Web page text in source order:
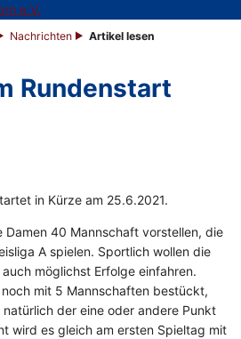
Nachrichten Artikel lesen
Rundenstart
in Kürze am 25.6.2021.
Damen 40 Mannschaft vorstellen, die
A spielen. Sportlich wollen die
möglichst Erfolge einfahren.
mit 5 Mannschaften bestückt,
der eine oder andere Punkt
wird es gleich am ersten Spieltag mit